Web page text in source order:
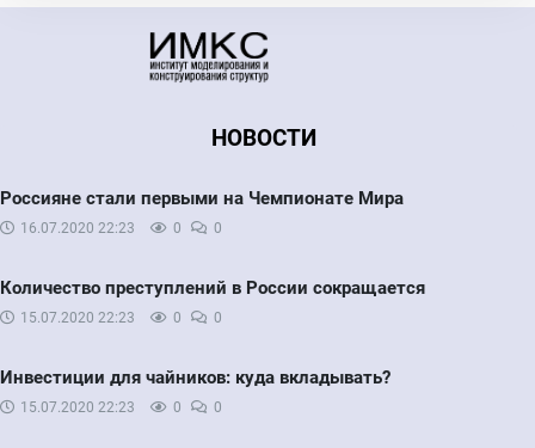
НОВОСТИ
Россияне стали первыми на Чемпионате Мира
16.07.2020 22:23 0 0
Количество преступлений в России сокращается
15.07.2020 22:23 0 0
Инвестиции для чайников: куда вкладывать?
15.07.2020 22:23 0 0